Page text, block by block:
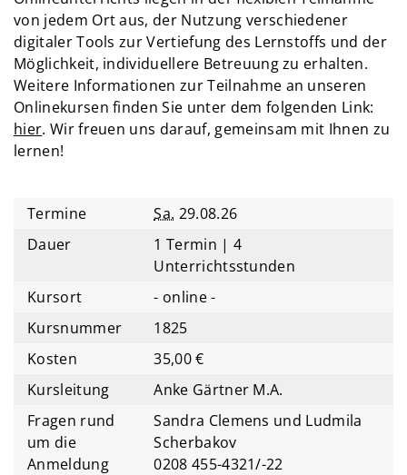
von jedem Ort aus, der Nutzung verschiedener
digitaler Tools zur Vertiefung des Lernstoffs und der
Möglichkeit, individuellere Betreuung zu erhalten.
Weitere Informationen zur Teilnahme an unseren
Onlinekursen finden Sie unter dem folgenden Link:
hier. Wir freuen uns darauf, gemeinsam mit Ihnen zu
lernen!
Termine Sa. 29.08.26
Dauer
1 Termin | 4
Unterrichtsstunden
Kursort
- online -
Kursnummer
1825
Kosten
35,00 €
Kursleitung
Anke Gärtner M.A.
Fragen rund
um die
Anmeldung
Sandra Clemens und Ludmila
Scherbakov
0208 455-4321/-22